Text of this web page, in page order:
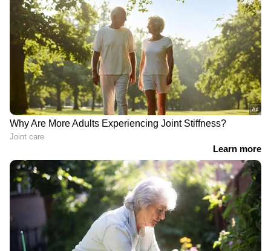
ഫരീദാബാദില്‍ സ്‌കൂള്‍
വരാന്തയില്‍ അധ്യാപികയെ
കുത്തിക്കൊന്നു | Faridabad | Crime
News
വിവാഹത്തിന് നിർബന്ധിച്ചു;
വാക്കുതർക്കത്തിന് പിന്നാലെ
നൃത്ത അധ്യാപികയെ കഴുത്തു
ഞെരിച്ച് കൊലപ്പെടുത്തി